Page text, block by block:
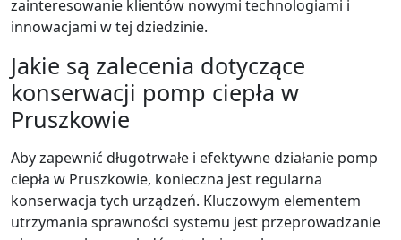
zainteresowanie klientów nowymi technologiami i
innowacjami w tej dziedzinie.
Jakie są zalecenia dotyczące
konserwacji pomp ciepła w
Pruszkowie
Aby zapewnić długotrwałe i efektywne działanie pomp
ciepła w Pruszkowie, konieczna jest regularna
konserwacja tych urządzeń. Kluczowym elementem
utrzymania sprawności systemu jest przeprowadzanie